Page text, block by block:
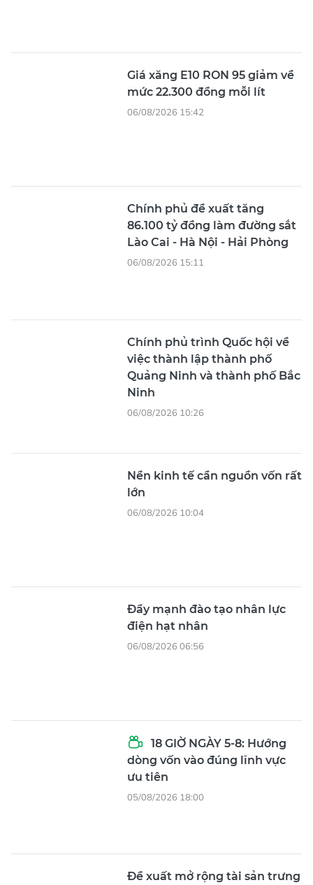
Giá xăng E10 RON 95 giảm về
mức 22.300 đồng mỗi lít
06/08/2026 15:42
Chính phủ đề xuất tăng
86.100 tỷ đồng làm đường sắt
Lào Cai - Hà Nội - Hải Phòng
06/08/2026 15:11
Chính phủ trình Quốc hội về
việc thành lập thành phố
Quảng Ninh và thành phố Bắc
Ninh
06/08/2026 10:26
Nền kinh tế cần nguồn vốn rất
lớn
06/08/2026 10:04
Đẩy mạnh đào tạo nhân lực
điện hạt nhân
06/08/2026 06:56
18 GIỜ NGÀY 5-8: Hướng
dòng vốn vào đúng lĩnh vực
ưu tiên
05/08/2026 18:00
Đề xuất mở rộng tài sản trưng